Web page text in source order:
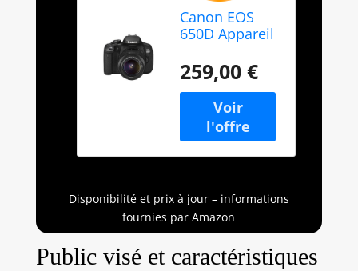
Canon EOS
650D Appareil
numérique
Reflex 18 Mpix
Kit Objectif 18-
55mm IS II
Noir
259,00 €
Disponibilité et prix à jour – informations
fournies par Amazon
Public visé et caractéristiques